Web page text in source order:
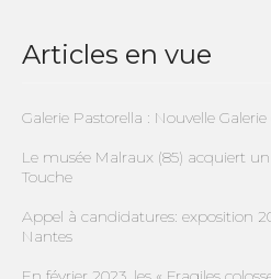
Articles en vue
Galerie Pastorella : Nouvelle
Le musée Malraux (85) acquiert
Touche
Appel à candidatures: exposition
Nantes